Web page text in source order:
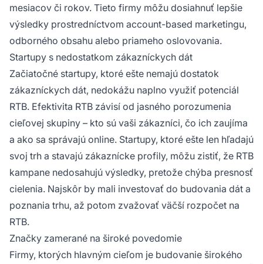
mesiacov či rokov. Tieto firmy môžu dosiahnuť lepšie
výsledky prostredníctvom account-based marketingu,
odborného obsahu alebo priameho oslovovania.
Startupy s nedostatkom zákazníckych dát
Začiatočné startupy, ktoré ešte nemajú dostatok
zákazníckych dát, nedokážu naplno využiť potenciál
RTB. Efektivita RTB závisí od jasného porozumenia
cieľovej skupiny – kto sú vaši zákazníci, čo ich zaujíma
a ako sa správajú online. Startupy, ktoré ešte len hľadajú
svoj trh a stavajú zákaznícke profily, môžu zistiť, že RTB
kampane nedosahujú výsledky, pretože chýba presnosť
cielenia. Najskôr by mali investovať do budovania dát a
poznania trhu, až potom zvažovať väčší rozpočet na
RTB.
Značky zamerané na široké povedomie
Firmy, ktorých hlavným cieľom je budovanie širokého